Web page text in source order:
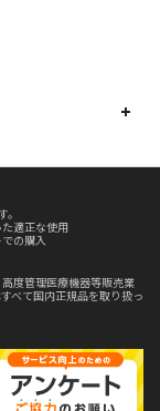
適正な使用
の購入
度管理医療機器等販売業
べて国内正規品を取り扱っ